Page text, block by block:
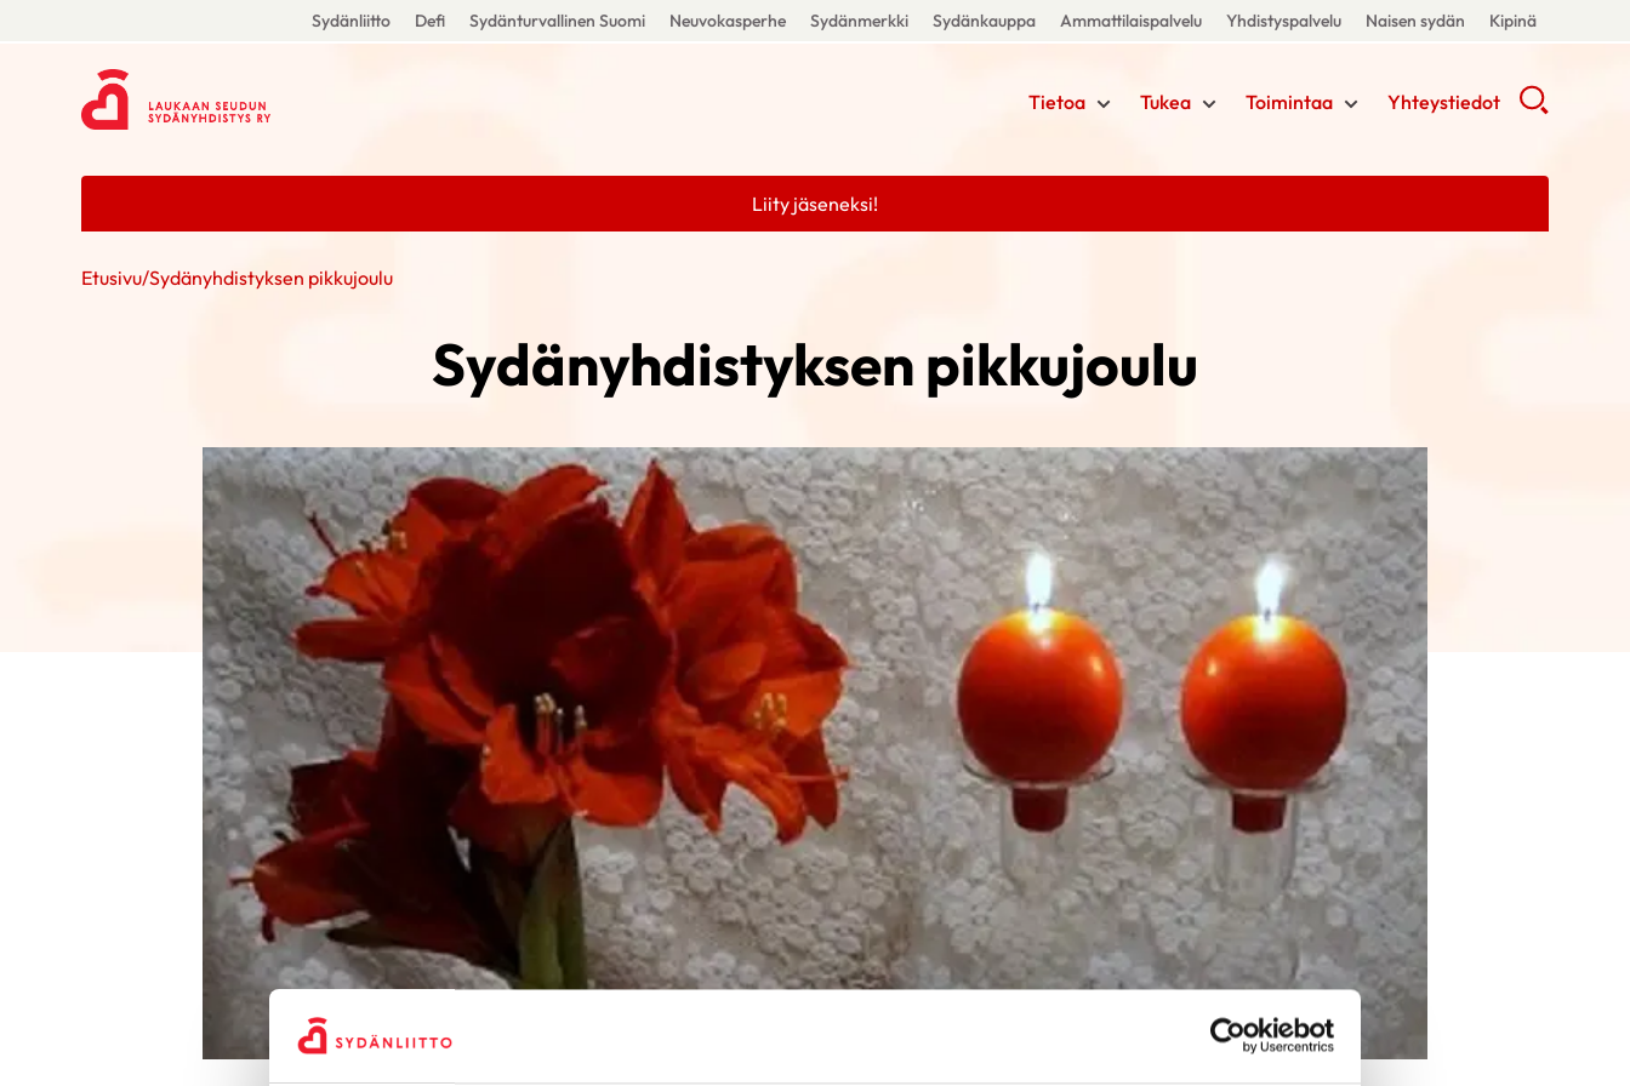
Sydänliitto Defi Sydänturvallinen Suomi Neuvokasperhe Sydänmerkki Sydänkauppa Ammattilaispalvelu Yhdistyspalvelu Naisen sydän Kipinä
Tietoa Tukea Toimintaa Yhteystiedot
Liity jäseneksi!
Etusivu/Sydänyhdistyksen pikkujoulu
Sydänyhdistyksen pikkujoulu